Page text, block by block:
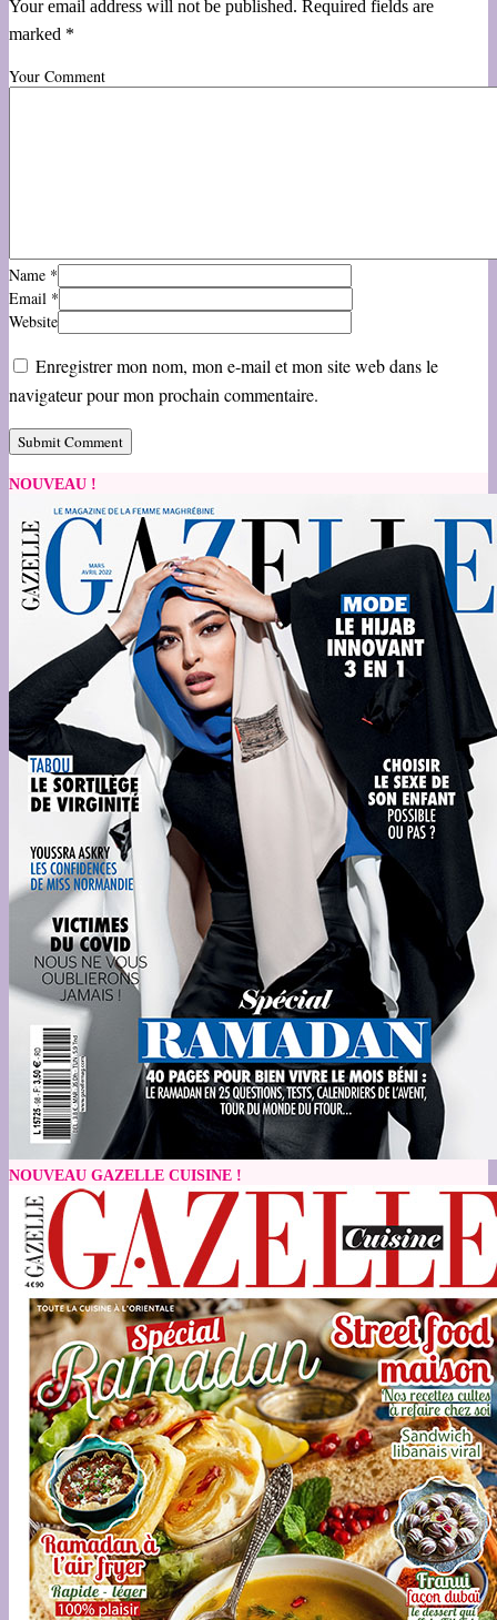
Your email address will not be published. Required fields are
marked *
Your Comment
Name *
Email *
Website
Enregistrer mon nom, mon e-mail et mon site web dans le
navigateur pour mon prochain commentaire.
NOUVEAU !
NOUVEAU GAZELLE CUISINE !